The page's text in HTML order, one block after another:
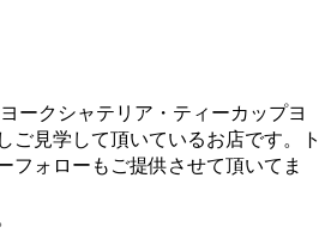
購入をお考えの際は、しっかり育
たっぷりに接しているブリーダー
のが一番です。大阪府松原市のベ
ャーテリアたちの育成・販売を経
っていますのでご安心ください。
方やしつけのレクチャーも致しま
のご購入をお考えの際は、是非当
ークシャテリア・ティーカップヨ
ご見学して頂いているお店です。ト
フォローもご提供させて頂いてま